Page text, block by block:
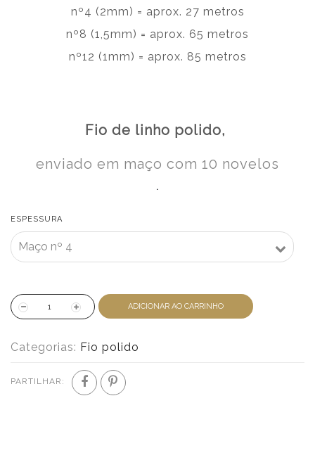
nº4 (2mm) = aprox. 27 metros
nº8 (1,5mm) = aprox. 65 metros
nº12 (1mm) = aprox. 85 metros
Fio de linho polido,
enviado em maço com 10 novelos
.
ESPESSURA
ADICIONAR AO CARRINHO
Categorias: Fio polido
PARTILHAR: